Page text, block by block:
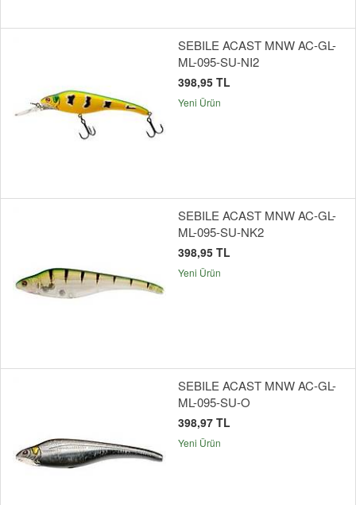
SEBILE ACAST MNW AC-GL-
ML-095-SU-NI2
398,95 TL
Yeni Ürün
SEBILE ACAST MNW AC-GL-
ML-095-SU-NK2
398,95 TL
Yeni Ürün
SEBILE ACAST MNW AC-GL-
ML-095-SU-O
398,97 TL
Yeni Ürün